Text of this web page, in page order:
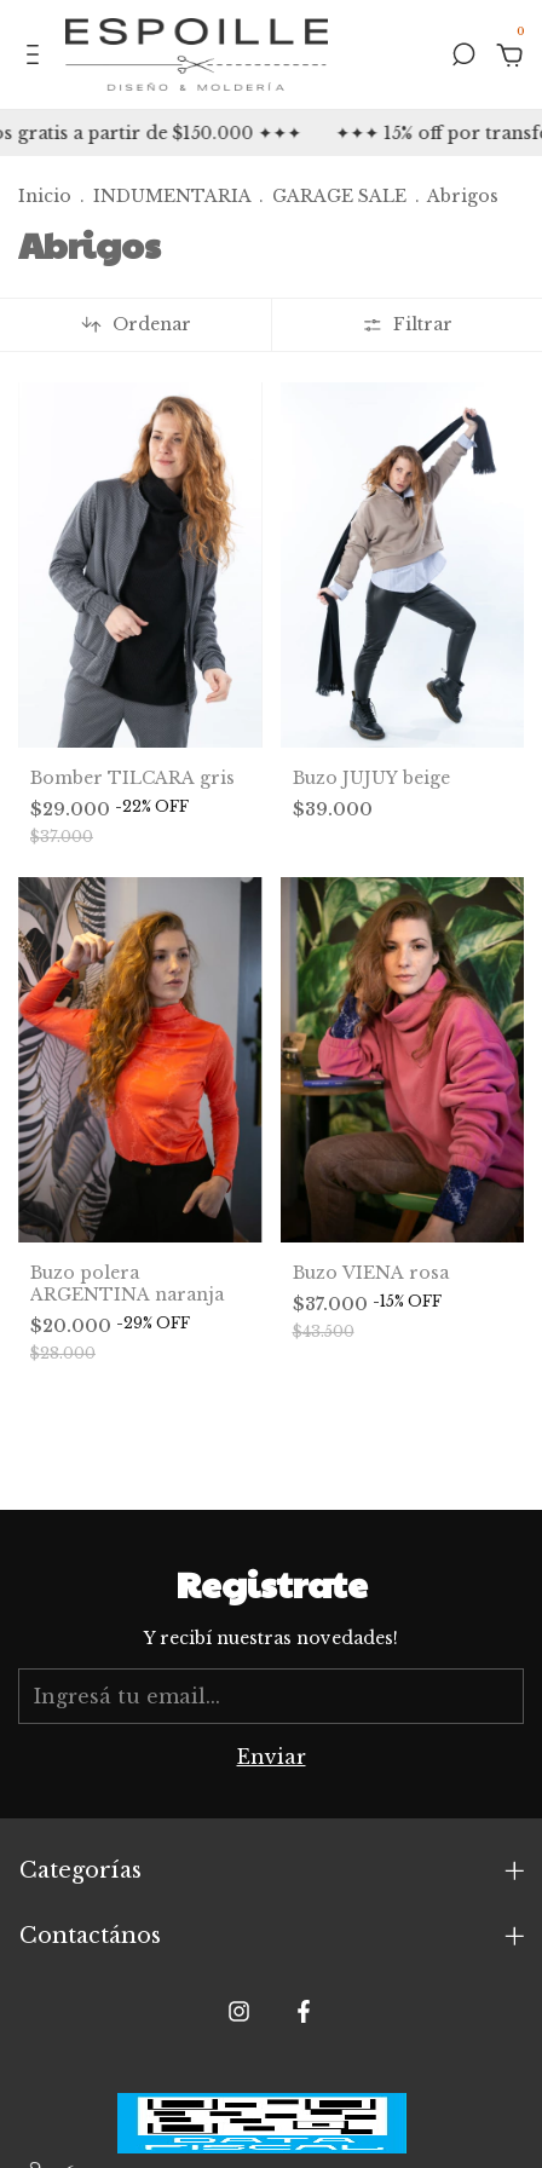
0
a partir de $150.000 ✦✦✦ ✦✦✦ 15% off por
Inicio . INDUMENTARIA . GARAGE SALE . Abrigos
Abrigos
Ordenar Filtrar
Bomber TILCARA gris
$29.000 -22% OFF
$37.000
Buzo JUJUY beige
$39.000
Buzo polera
ARGENTINA naranja
$20.000 -29% OFF
$28.000
Buzo VIENA rosa
$37.000 -15% OFF
$43.500
Registrate
Y recibí nuestras novedades!
Categorías
Contactános